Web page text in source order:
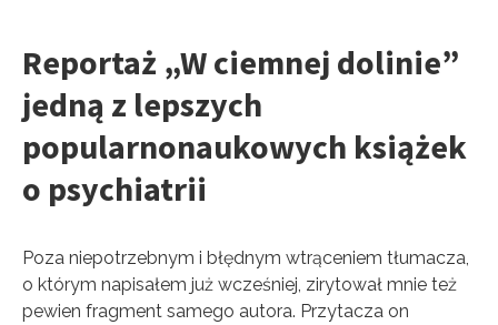
Reportaż „W ciemnej dolinie”
jedną z lepszych
popularnonaukowych książek
o psychiatrii
Poza niepotrzebnym i błędnym wtrąceniem tłumacza,
o którym napisałem już wcześniej, zirytował mnie też
pewien fragment samego autora. Przytacza on